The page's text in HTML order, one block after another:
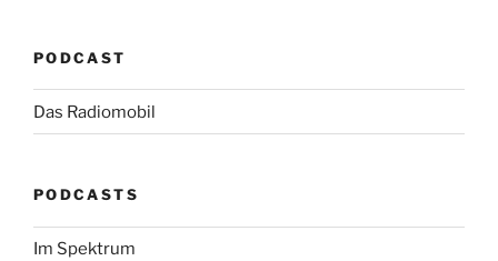
PODCAST
Das Radiomobil
PODCASTS
Im Spektrum